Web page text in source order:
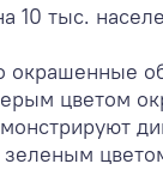
10 тыс.
цветом